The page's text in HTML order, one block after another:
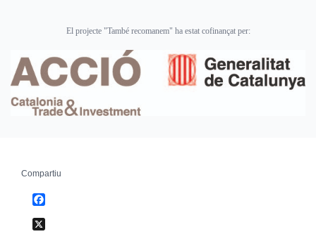
El projecte "També recomanem" ha estat cofinançat per:
Compartiu